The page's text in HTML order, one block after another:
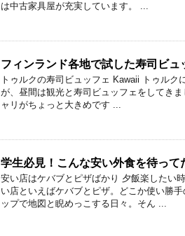
は中古家具屋が充実しています。 ...
フィンランド各地で試した寿司ビュ
トゥルクの寿司ビュッフェ Kawaii トゥル
が、昼間は観光と寿司ビュッフェをしてき
ャリがちょっと大きめです ...
学生必見！こんな安い外食を待って
安い店はケバブとピザばかり 夕飯楽したい
い店といえばケバブとピザ。どこか使い勝
ップで地図と睨めっこする日々。そん ...